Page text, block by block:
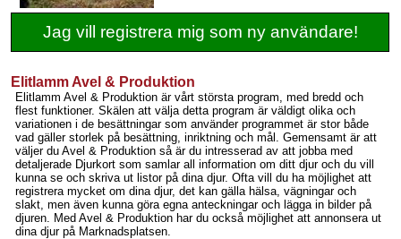
Jag vill registrera mig som ny användare!
Elitlamm Avel & Produktion
Elitlamm Avel & Produktion är vårt största program, med bredd och
flest funktioner. Skälen att välja detta program är väldigt olika och
variationen i de besättningar som använder programmet är stor både
vad gäller storlek på besättning, inriktning och mål. Gemensamt är att
väljer du Avel & Produktion så är du intresserad av att jobba med
detaljerade Djurkort som samlar all information om ditt djur och du vill
kunna se och skriva ut listor på dina djur. Ofta vill du ha möjlighet att
registrera mycket om dina djur, det kan gälla hälsa, vägningar och
slakt, men även kunna göra egna anteckningar och lägga in bilder på
djuren. Med Avel & Produktion har du också möjlighet att annonsera ut
dina djur på Marknadsplatsen.